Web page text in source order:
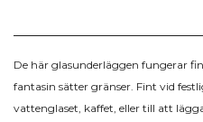
De här glasunderläggen fungerar
fantasin sätter gränser. Fint vid
vattenglaset, kaffet, eller till att